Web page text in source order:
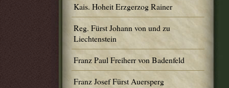
Kais. Hoheit Erzgerzog Rainer
Reg. Fürst Johann von und zu
Liechtenstein
Franz Paul Freiherr von Badenfeld
Franz Josef Fürst Auersperg